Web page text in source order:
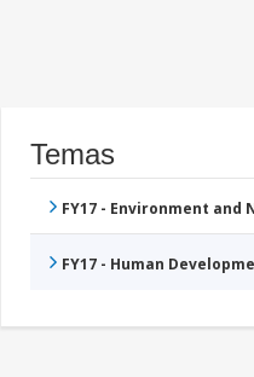
Temas
FY17 - Environment
FY17 - Human